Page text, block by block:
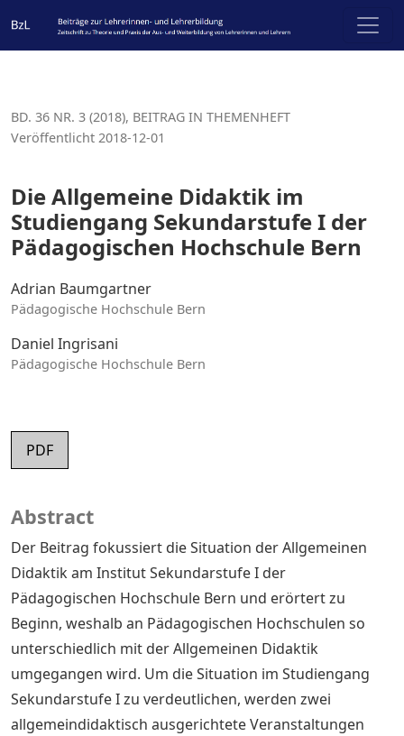
BD. 36 NR. 3 (2018), BEITRAG IN THEMENHEFT
Die Allgemeine Didaktik im
Studiengang Sekundarstufe I der
Pädagogischen Hochschule Bern
Veröffentlicht 2018-12-01
Adrian Baumgartner
Pädagogische Hochschule Bern
Daniel Ingrisani
Pädagogische Hochschule Bern
PDF
Abstract
Der Beitrag fokussiert die Situation der Allgemeinen
Didaktik am Institut Sekundarstufe I der
Pädagogischen Hochschule Bern und erörtert zu
Beginn, weshalb an Pädagogischen Hochschulen so
unterschiedlich mit der Allgemeinen Didaktik
umgegangen wird. Um die Situation im Studiengang
Sekundarstufe I zu verdeutlichen, werden zwei
allgemeindidaktisch ausgerichtete Veranstaltungen